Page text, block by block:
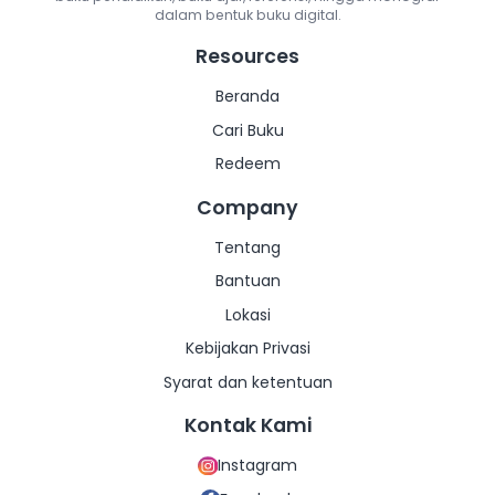
dalam bentuk buku digital.
Resources
Beranda
Cari Buku
Redeem
Company
Tentang
Bantuan
Lokasi
Kebijakan Privasi
Syarat dan ketentuan
Kontak Kami
Instagram